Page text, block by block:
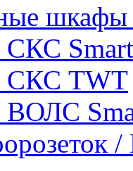
шкафы
СКС TWT
ВОЛС